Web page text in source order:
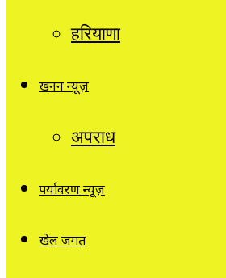
हरियाणा
खनन न्यूज़
अपराध
पर्यावरण न्यूज़
खेल जगत